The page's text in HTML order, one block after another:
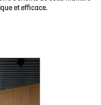
et efficace.